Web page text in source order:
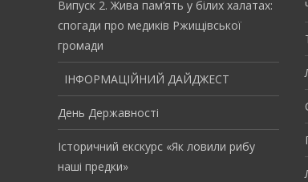
Випуск 2. Жива пам’ять у білих халатах:
спогади про медиків Ржищівської
громади
ІНФОРМАЦІЙНИЙ ДАЙДЖЕСТ
День Державності
Історичний екскурс «Як ловили рибу
наші предки»